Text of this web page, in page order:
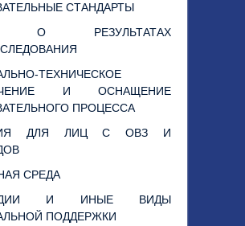
СТАНДАРТЫ
О РЕЗУЛЬТАТАХ
ТЕХНИЧЕСКОЕ
И ОСНАЩЕНИЕ
ПРОЦЕССА
ДЛЯ ЛИЦ С ОВЗ И
СРЕДА
И ИНЫЕ ВИДЫ
ПОДДЕРЖКИ